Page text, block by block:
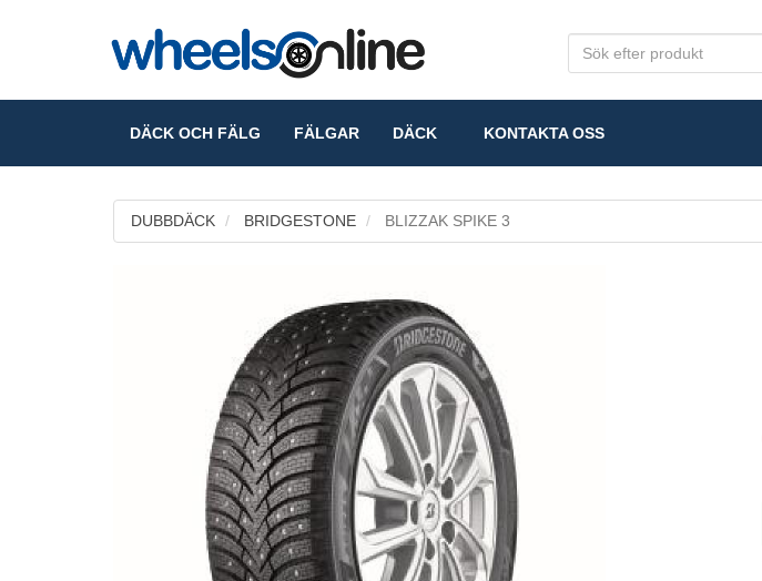
DÄCK OCH FÄLG FÄLGAR DÄCK KONTAKTA OSS
DUBBDÄCK BRIDGESTONE BLIZZAK SPIKE 3